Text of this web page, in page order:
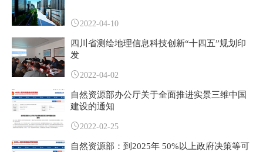
2022-04-10
四川省测绘地理信息科技创新“十四五”规划印
发
2022-04-02
自然资源部办公厅关于全面推进实景三维中国
建设的通知
2022-02-25
自然资源部：到2025年 50%以上政府决策等可